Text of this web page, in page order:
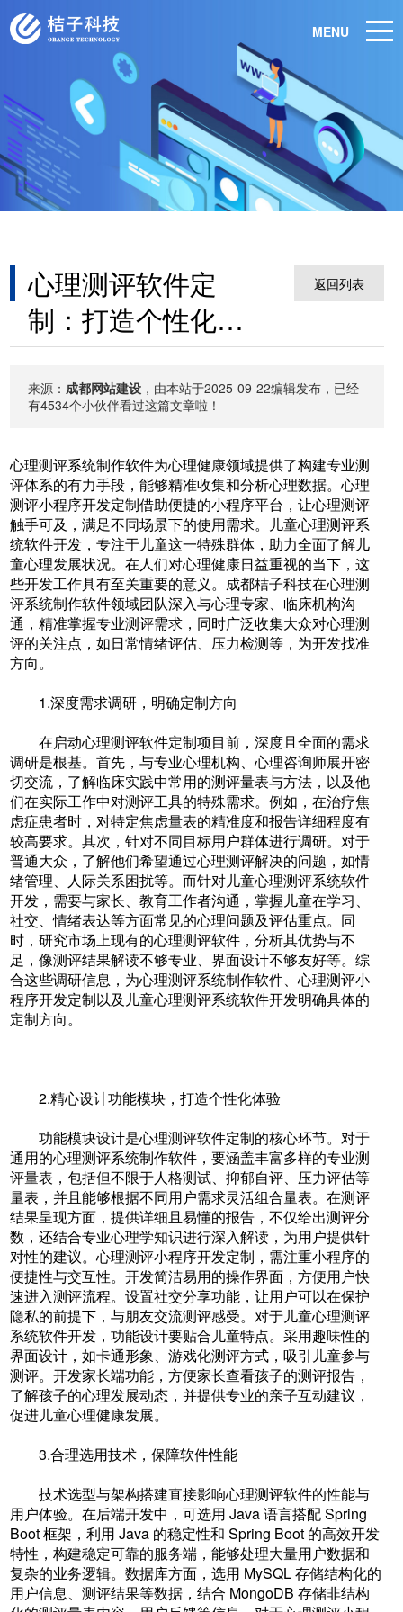
MENU
心理测评软件定
制：打造个性化测
评工具
返回列表
来源：成都网站建设 ，由本站于2025-09-22编辑发布，已经
有4534个小伙伴看过这篇文章啦！
心理测评系统制作软件为心理健康领域提供了构建专业测
评体系的有力手段，能够精准收集和分析心理数据。心理
测评小程序开发定制借助便捷的小程序平台，让心理测评
触手可及，满足不同场景下的使用需求。儿童心理测评系
统软件开发，专注于儿童这一特殊群体，助力全面了解儿
童心理发展状况。在人们对心理健康日益重视的当下，这
些开发工作具有至关重要的意义。成都桔子科技在心理测
评系统制作软件领域团队深入与心理专家、临床机构沟
通，精准掌握专业测评需求，同时广泛收集大众对心理测
评的关注点，如日常情绪评估、压力检测等，为开发找准
方向。
1.深度需求调研，明确定制方向
在启动心理测评软件定制项目前，深度且全面的需求
调研是根基。首先，与专业心理机构、心理咨询师展开密
切交流，了解临床实践中常用的测评量表与方法，以及他
们在实际工作中对测评工具的特殊需求。例如，在治疗焦
虑症患者时，对特定焦虑量表的精准度和报告详细程度有
较高要求。其次，针对不同目标用户群体进行调研。对于
普通大众，了解他们希望通过心理测评解决的问题，如情
绪管理、人际关系困扰等。而针对儿童心理测评系统软件
开发，需要与家长、教育工作者沟通，掌握儿童在学习、
社交、情绪表达等方面常见的心理问题及评估重点。同
时，研究市场上现有的心理测评软件，分析其优势与不
足，像测评结果解读不够专业、界面设计不够友好等。综
合这些调研信息，为心理测评系统制作软件、心理测评小
程序开发定制以及儿童心理测评系统软件开发明确具体的
定制方向。
2.精心设计功能模块，打造个性化体验
功能模块设计是心理测评软件定制的核心环节。对于
通用的心理测评系统制作软件，要涵盖丰富多样的专业测
评量表，包括但不限于人格测试、抑郁自评、压力评估等
量表，并且能够根据不同用户需求灵活组合量表。在测评
结果呈现方面，提供详细且易懂的报告，不仅给出测评分
数，还结合专业心理学知识进行深入解读，为用户提供针
对性的建议。心理测评小程序开发定制，需注重小程序的
便捷性与交互性。开发简洁易用的操作界面，方便用户快
速进入测评流程。设置社交分享功能，让用户可以在保护
隐私的前提下，与朋友交流测评感受。对于儿童心理测评
系统软件开发，功能设计要贴合儿童特点。采用趣味性的
界面设计，如卡通形象、游戏化测评方式，吸引儿童参与
测评。开发家长端功能，方便家长查看孩子的测评报告，
了解孩子的心理发展动态，并提供专业的亲子互动建议，
促进儿童心理健康发展。
3.合理选用技术，保障软件性能
技术选型与架构搭建直接影响心理测评软件的性能与
用户体验。在后端开发中，可选用 Java 语言搭配 Spring
Boot 框架，利用 Java 的稳定性和 Spring Boot 的高效开发
特性，构建稳定可靠的服务端，能够处理大量用户数据和
复杂的业务逻辑。数据库方面，选用 MySQL 存储结构化的
用户信息、测评结果等数据，结合 MongoDB 存储非结构